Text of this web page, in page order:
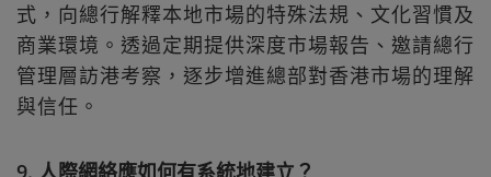
式，向總行解釋本地市場的特殊法規、文化習慣及
商業環境。透過定期提供深度市場報告、邀請總行
管理層訪港考察，逐步增進總部對香港市場的理解
與信任。
9. 人際網絡應如何有系統地建立？